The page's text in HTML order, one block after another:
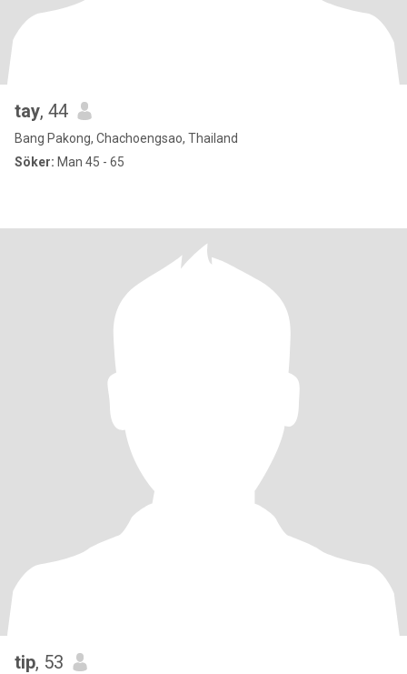
tay, 44
Bang Pakong, Chachoengsao, Thailand
Söker: Man 45 - 65
tip, 53